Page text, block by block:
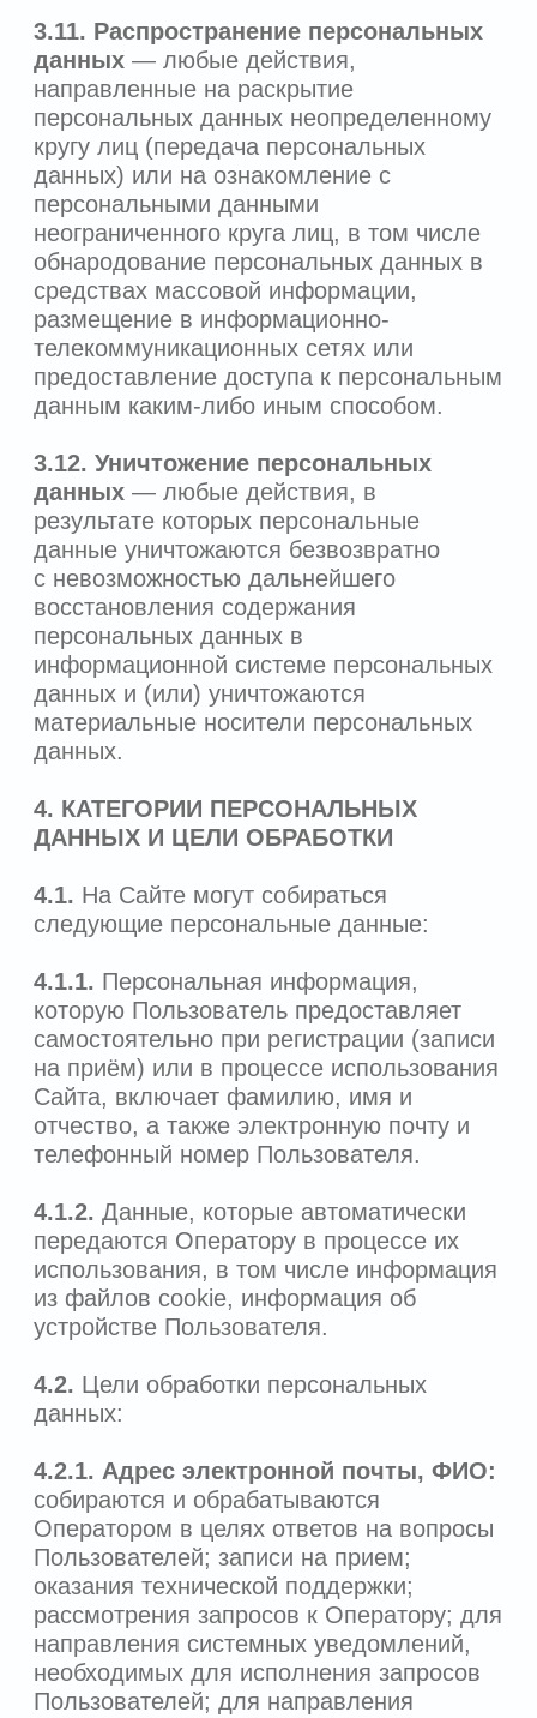
сервисов под конкретного Пользователя),
формирования статистики посещения
Сайта Оператора и улучшения качества
Сайта и его содержания, Оператором
собираются и обрабатываются
следующие сведения о посещении
Сайта:
источник захода на Сайт и
информация поискового или
рекламного запроса;
данные о пользовательском
устройстве (в том числе разрешение,
версия и другие атрибуты,
характеризующие пользовательское
устройство);
пользовательские клики, просмотры
страниц, заполнения полей, показы и
просмотры баннеров и видео;
идентификатор пользователя,
хранимый в cookie.
5. ИЗМЕНЕНИЕ И ОТЗЫВ
ПЕРСОНАЛЬНОЙ ИНФОРМАЦИИ
5.1. Пользователь может изменить или
дополнить персональную информацию
самостоятельно либо путем направления
Оператору уведомления на адрес
электронной почты Оператора
info@kdclinic.ru с пометкой
«Актуализация персональных данных».
5.2.Пользователь также может отозвать
им в рамках определенной учетной
записи, по электронной почте
info@kdclinic.ru
с пометкой «Отзыв
данных».
6. ПРИНЦИПЫ И СПОСОБЫ
ДАННЫХ
6.1.При обработке персональных данных
у Оператора соблюдаются следующие
принципы:
обработка персональных данных
осуществляется на законной и
справедливой основе;
обработка персональных данных
конкретных, заранее определенных и
законных целей;
не допускается обработка
персональных данных,
несовместимая с целями сбора
персональных данных;
не допускается объединение баз
осуществляется в целях,
несовместимых между собой;
отвечают целям их обработки;
содержание и объем обрабатываемых
персональных данных соответствует
заявленным целям обработки;
обрабатываемые персональные не
являются избыточными по отношению
к заявленным целям их обработки;
при обработке персональных данных
обеспечивается точность, их
достаточность и в необходимых
случаях актуальность по отношению к
целям обработки персональных